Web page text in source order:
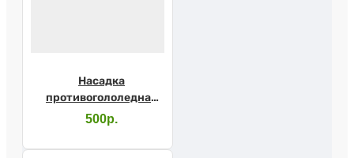
Насадка
противогололедная
10155/1
500р.